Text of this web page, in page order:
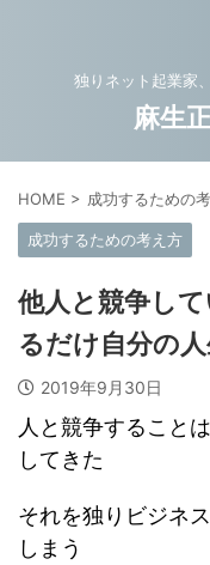
独りネット起業家
麻生
HOME > 成功するための
成功するための考え方
他人と競争し
るだけ自分の
2019年9月30日
人と競争すること
してきた
それを独りビジネ
しまう